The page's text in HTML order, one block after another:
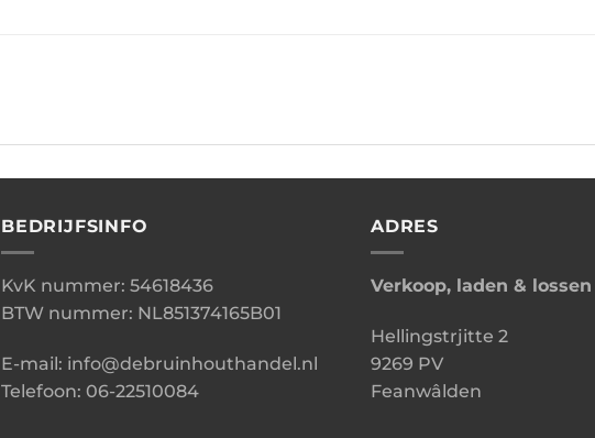
BEDRIJFSINFO
KvK nummer: 54618436
BTW nummer: NL851374165B01
E-mail: info@debruinhouthandel.nl
Telefoon: 06-22510084
ADRES
Verkoop, laden & lossen
Hellingstrjitte 2
9269 PV
Feanwâlden